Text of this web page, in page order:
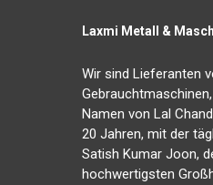
Laxmi Metall &
Wir sind Lieferanten
Namen von Lal
20 Jahren, mit der
Satish Kumar Joon,
hochwertigsten